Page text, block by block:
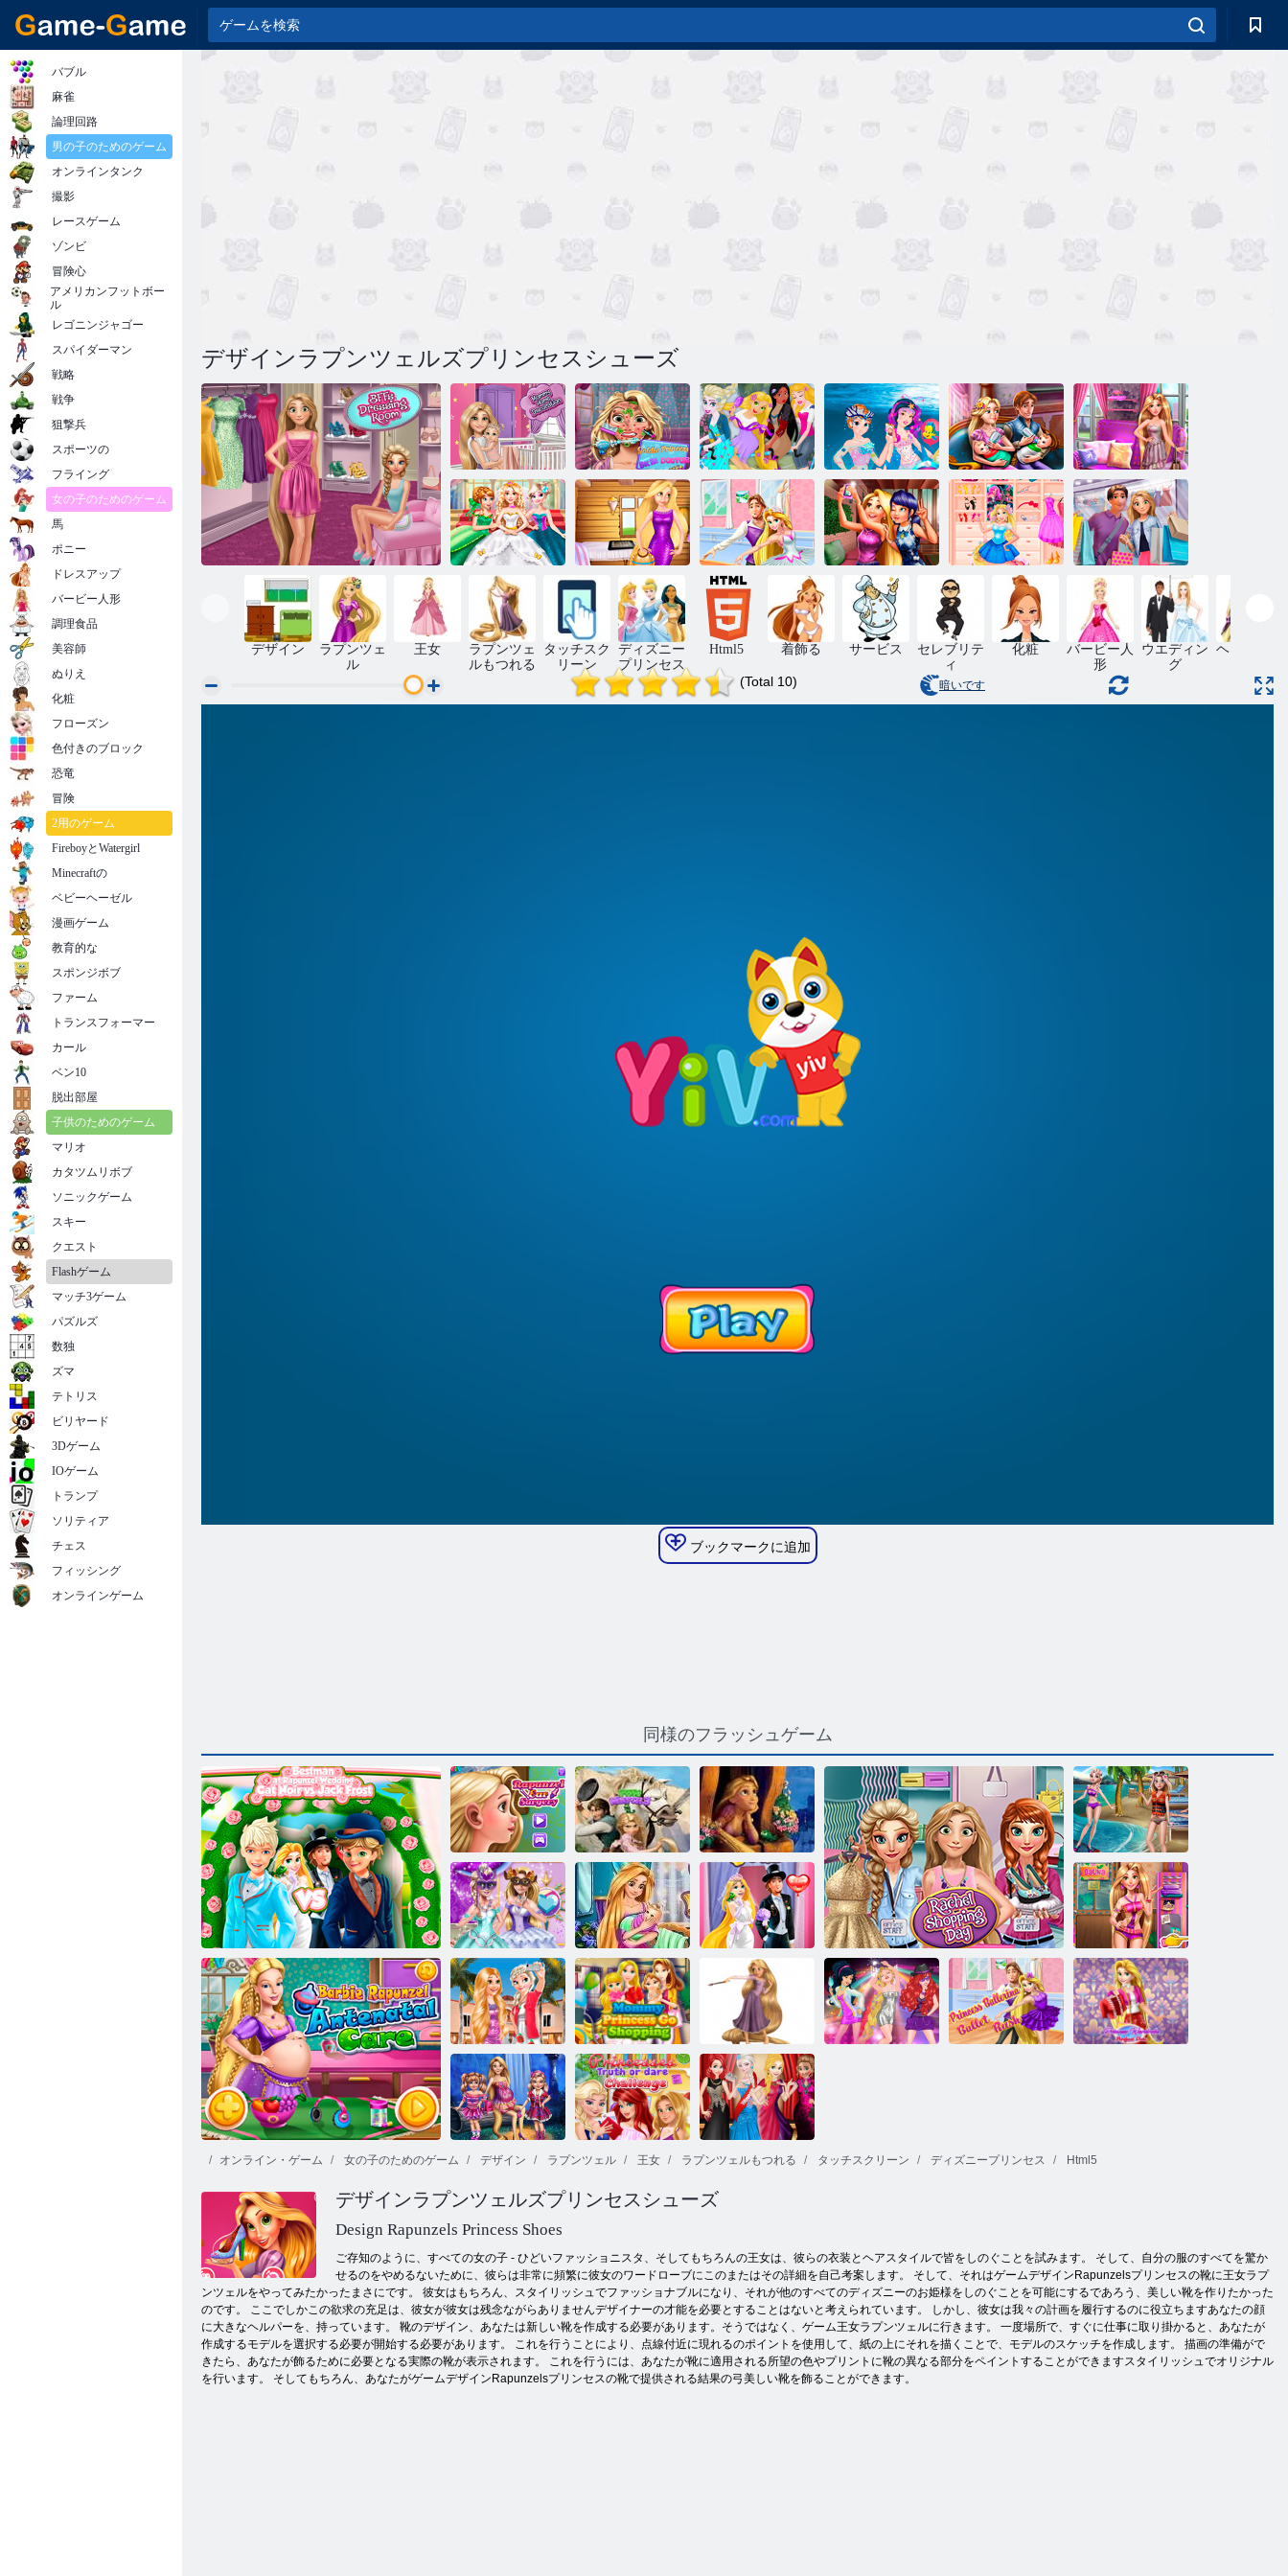
デザインラプンツェルズプリンセスシューズ
ラプンツェル
ホームデコレ
ーションをマ
マ
ラプンツェル
スキンドクタ
ー
ディズニープ
リンセスタン
デム
マーメイドプ
リンセス
ラプンツェル
ツインズファ
ミリーデイ
ラプンツェル
のボールの服
を見つける
ゴールディプ
リンセスウェ
ディング
プリンセスビ
ンテージショ
ップ
プリンセスバ
レリーナ弾丸
ラッシュ
パリInstagram
Selfie
スイートプリ
ンセスドレッ
シングルーム
レイチェルと
フィリップの
ショッピング
デザイン
ラプンツェ
ル
王女
ラプンツェ
ルもつれる
タッチスク
リーン
ディズニー
プリンセス
Html5 着飾る サービス
セレブリテ
ィ
化粧
バービー人
形
ウエディン
グ
ヘアスタイ
(Total 10) 暗いです
ブックマークに追加
同様のフラッシュゲーム
ラプンツェルの結婚式で最高の男
ラプンツェル
の耳の手術
楽しいマッチ3
Rapunzel
SweetMatchingGame
をプレイする
BFFサーフア
ドベンチャー
王女は、ボー
ルを装います
ラプンツェル
ベビーケア
Barbie Rapunzel出産前ケア
ラプンツェル
ウェディング
パーティード
レス
プリンセスサ
ウナルーム
冷凍とラプン
ツェルファッ
ションセルフ
ママ・プリン
セス・ゴー・
ショッピング
子供のために
絡み合った色
づけ
ゴージャスな
リングキャン
プ null
実または挑戦
の挑戦 null
オンライン・ゲーム 女の子のためのゲーム デザイン ラプンツェル 王女 ラプンツェルもつれる タッチスクリーン ディズニープリンセス Html5
デザインラプンツェルズプリンセスシューズ
Design Rapunzels Princess Shoes
ご存知のように、すべての女の子 - ひどいファッショニスタ、そしてもちろんの王女は、彼らの衣装とヘアスタイルで皆をしのぐことを試みます。 そして、自分の服のすべてを驚か
せるのをやめるないために、彼らは非常に頻繁に彼女のワードローブにこのまたはその詳細を自己考案します。 そして、それはゲームデザインRapunzelsプリンセスの靴に王女ラプ
ンツェルをやってみたかったまさにです。 彼女はもちろん、スタイリッシュでファッショナブルになり、それが他のすべてのディズニーのお姫様をしのぐことを可能にするであろう、美しい靴を作りたかった
のです。 ここでしかこの欲求の充足は、彼女が彼女は残念ながらありませんデザイナーの才能を必要とすることはないと考えられています。 しかし、彼女は我々の計画を履行するのに役立ちますあなたの顔
に大きなヘルパーを、持っています。 靴のデザイン、あなたは新しい靴を作成する必要があります。そうではなく、ゲーム王女ラプンツェルに行きます。 一度場所で、すぐに仕事に取り掛かると、あなたが
作成するモデルを選択する必要が開始する必要があります。 これを行うことにより、点線付近に現れるのポイントを使用して、紙の上にそれを描くことで、モデルのスケッチを作成します。 描画の準備がで
きたら、あなたが飾るために必要となる実際の靴が表示されます。 これを行うには、あなたが靴に適用される所望の色やプリントに靴の異なる部分をペイントすることができますスタイリッシュでオリジナル
を行います。 そしてもちろん、あなたがゲームデザインRapunzelsプリンセスの靴で提供される結果の弓美しい靴を飾ることができます。
バブル
麻雀
論理回路
男の子のためのゲーム
オンラインタンク
撮影
レースゲーム
ゾンビ
冒険心
アメリカンフットボー
ル
レゴニンジャゴー
スパイダーマン
戦略
戦争
狙撃兵
スポーツの
フライング
女の子のためのゲーム
馬
ポニー
ドレスアップ
バービー人形
調理食品
美容師
ぬりえ
化粧
フローズン
色付きのブロック
恐竜
冒険
2用のゲーム
FireboyとWatergirl
Minecraftの
ベビーヘーゼル
漫画ゲーム
教育的な
スポンジボブ
ファーム
トランスフォーマー
カール
ベン10
脱出部屋
子供のためのゲーム
マリオ
カタツムリボブ
ソニックゲーム
スキー
クエスト
Flashゲーム
マッチ3ゲーム
パズルズ
数独
ズマ
テトリス
ビリヤード
3Dゲーム
IOゲーム
トランプ
ソリティア
チェス
フィッシング
オンラインゲーム